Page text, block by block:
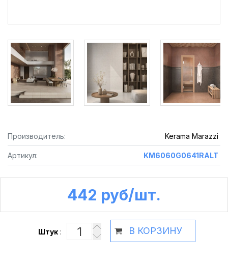
Производитель: Kerama Marazzi
Артикул: KM6060G0641RALT
442 руб /шт.
Штук: В КОРЗИНУ